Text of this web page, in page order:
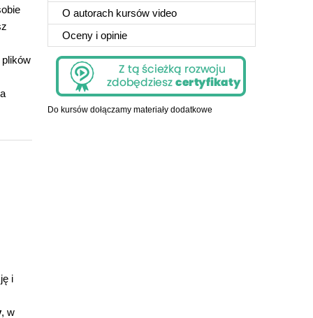
i
, w
O autorach kursów video
Oceny i opinie
Do kursów dołączamy materiały dodatkowe